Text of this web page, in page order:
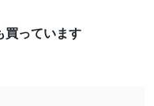
買っています